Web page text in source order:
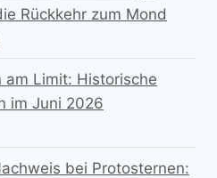
Rückkehr zum Mond
am Limit: Historische
im Juni 2026
bei Protosternen: